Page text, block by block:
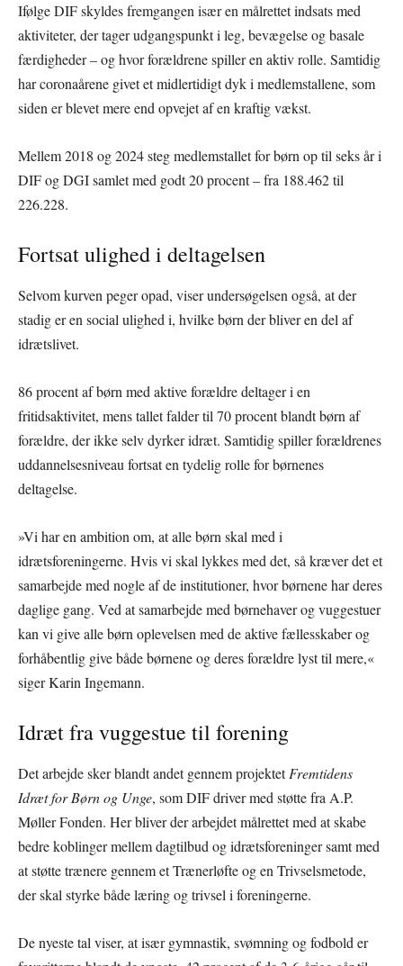
Ifølge DIF skyldes fremgangen især en målrettet indsats med
aktiviteter, der tager udgangspunkt i leg, bevægelse og basale
færdigheder – og hvor forældrene spiller en aktiv rolle. Samtidig
har coronaårene givet et midlertidigt dyk i medlemstallene, som
siden er blevet mere end opvejet af en kraftig vækst.
Mellem 2018 og 2024 steg medlemstallet for børn op til seks år i
DIF og DGI samlet med godt 20 procent – fra 188.462 til
226.228.
Fortsat ulighed i deltagelsen
Selvom kurven peger opad, viser undersøgelsen også, at der
stadig er en social ulighed i, hvilke børn der bliver en del af
idrætslivet.
86 procent af børn med aktive forældre deltager i en
fritidsaktivitet, mens tallet falder til 70 procent blandt børn af
forældre, der ikke selv dyrker idræt. Samtidig spiller forældrenes
uddannelsesniveau fortsat en tydelig rolle for børnenes
deltagelse.
»Vi har en ambition om, at alle børn skal med i
idrætsforeningerne. Hvis vi skal lykkes med det, så kræver det et
samarbejde med nogle af de institutioner, hvor børnene har deres
daglige gang. Ved at samarbejde med børnehaver og vuggestuer
kan vi give alle børn oplevelsen med de aktive fællesskaber og
forhåbentlig give både børnene og deres forældre lyst til mere,«
siger Karin Ingemann.
Idræt fra vuggestue til forening
Det arbejde sker blandt andet gennem projektetFremtidens
Idræt for Børn og Unge, som DIF driver med støtte fra A.P.
Møller Fonden. Her bliver der arbejdet målrettet med at skabe
bedre koblinger mellem dagtilbud og idrætsforeninger samt med
at støtte trænere gennem et Trænerløfte og en Trivselsmetode,
der skal styrke både læring og trivsel i foreningerne.
De nyeste tal viser, at især gymnastik, svømning og fodbold er